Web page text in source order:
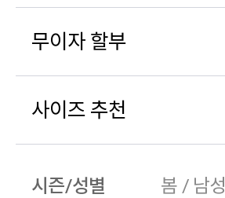
무이자 할부
사이즈 추천
시즌/성별
봄 / 남성